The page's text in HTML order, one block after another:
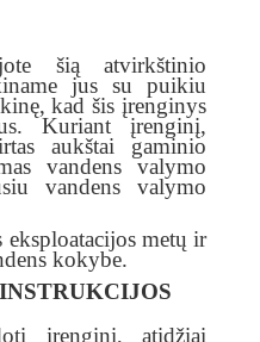
šią atvirkštinio
jus su puikiu
kad šis įrenginys
Kuriant įrenginį,
aukštai gaminio
vandens valymo
vandens valymo
metų ir
kokybe.
įrenginį, atidžiai